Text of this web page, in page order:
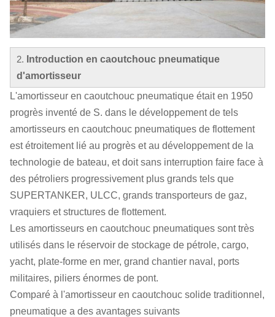
2. Introduction en caoutchouc pneumatique
d'amortisseur
L'amortisseur en caoutchouc pneumatique était en 1950
progrès inventé de S. dans le développement de tels
amortisseurs en caoutchouc pneumatiques de flottement
est étroitement lié au progrès et au développement de la
technologie de bateau, et doit sans interruption faire face à
des pétroliers progressivement plus grands tels que
SUPERTANKER, ULCC, grands transporteurs de gaz,
vraquiers et structures de flottement.
Les amortisseurs en caoutchouc pneumatiques sont très
utilisés dans le réservoir de stockage de pétrole, cargo,
yacht, plate-forme en mer, grand chantier naval, ports
militaires, piliers énormes de pont.
Comparé à l'amortisseur en caoutchouc solide traditionnel,
pneumatique a des avantages suivants